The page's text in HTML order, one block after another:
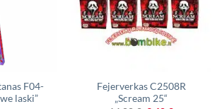
F04-
laski”
Fejerverkas C2508R
„Scream 25“